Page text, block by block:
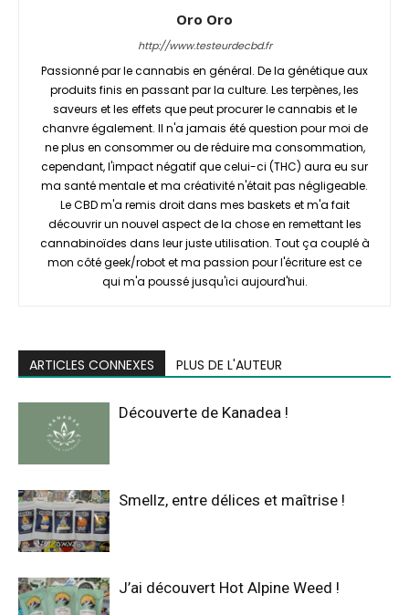
Oro Oro
http://www.testeurdecbd.fr
Passionné par le cannabis en général. De la génétique aux
produits finis en passant par la culture. Les terpènes, les
saveurs et les effets que peut procurer le cannabis et le
chanvre également. Il n'a jamais été question pour moi de
ne plus en consommer ou de réduire ma consommation,
cependant, l'impact négatif que celui-ci (THC) aura eu sur
ma santé mentale et ma créativité n'était pas négligeable.
Le CBD m'a remis droit dans mes baskets et m'a fait
découvrir un nouvel aspect de la chose en remettant les
cannabinoïdes dans leur juste utilisation. Tout ça couplé à
mon côté geek/robot et ma passion pour l'écriture est ce
qui m'a poussé jusqu'ici aujourd'hui.
ARTICLES CONNEXES PLUS DE L'AUTEUR
Découverte de Kanadea !
Smellz, entre délices et maîtrise !
J’ai découvert Hot Alpine Weed !